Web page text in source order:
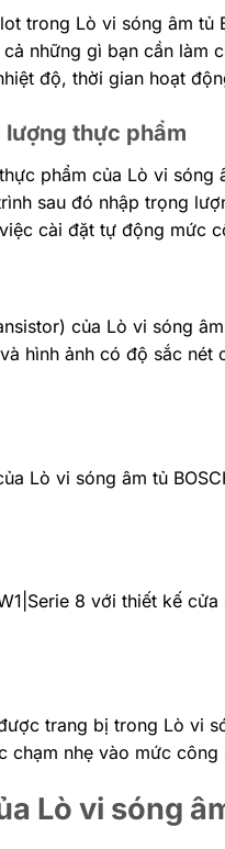
trong Lò vi sóng âm
những gì bạn cần
độ, thời gian hoạt
thực phẩm
phẩm của Lò vi sóng
sau đó nhập trọng
cài đặt tự động mức
của Lò vi sóng
hình ảnh có độ sắc
Lò vi sóng âm tủ
8 với thiết kế
trang bị trong Lò vi
nhẹ vào mức
Lò vi sóng